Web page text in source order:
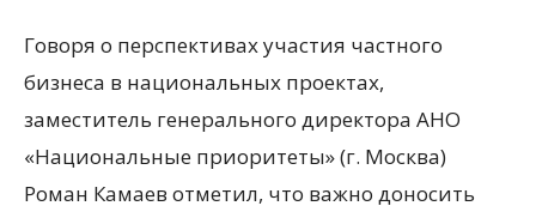
Говоря о перспективах участия частного
бизнеса в национальных проектах,
заместитель генерального директора АНО
«Национальные приоритеты» (г. Москва)
Роман Камаев отметил, что важно доносить